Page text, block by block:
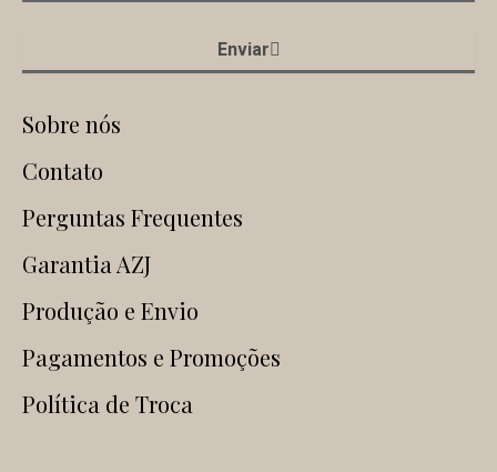
Enviar
Sobre nós
Contato
Perguntas Frequentes
Garantia AZJ
Produção e Envio
Pagamentos e Promoções
Política de Troca